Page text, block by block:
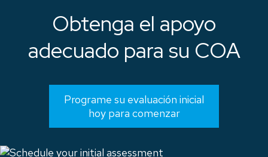
Obtenga el apoyo
adecuado para su COA
Programe su evaluación inicial
hoy para comenzar